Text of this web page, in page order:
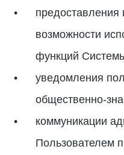
возможности
функций
уведомления
общественно-
коммуникации
Пользователем